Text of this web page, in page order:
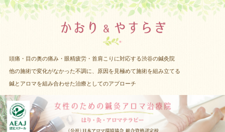
渋谷 女
頭痛・目の奥の痛み・眼精疲労・首肩こりに対応する渋谷の鍼灸院
他の施術で変化がなかった不調に、原因を見極めて施術を組み立てる
鍼とアロマを組み合わせた治療としてのアプローチ